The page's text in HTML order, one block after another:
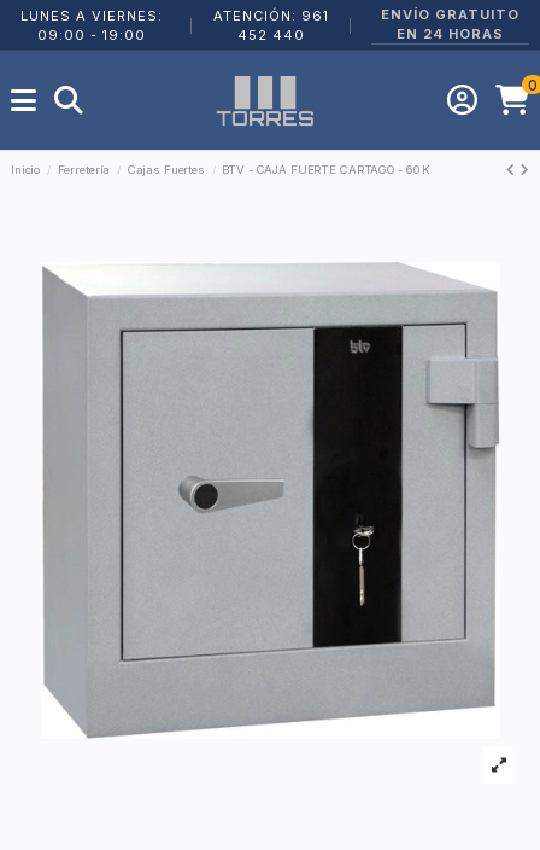
LUNES A VIERNES:
09:00 - 19:00
ATENCIÓN: 961
452 440
ENVÍO GRATUITO
EN 24 HORAS
0
Inicio Ferretería Cajas Fuertes BTV - CAJA FUERTE CARTAGO - 60 K